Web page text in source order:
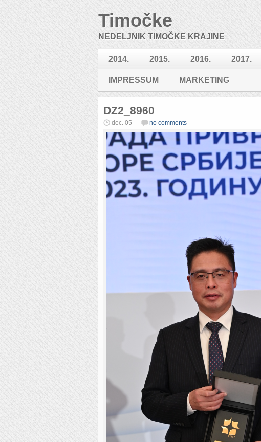
Timočke
NEDELJNIK TIMOČKE KRAJINE
2014. 2015. 2016. 2017.
IMPRESSUM MARKETING
DZ2_8960
dec. 05 no comments